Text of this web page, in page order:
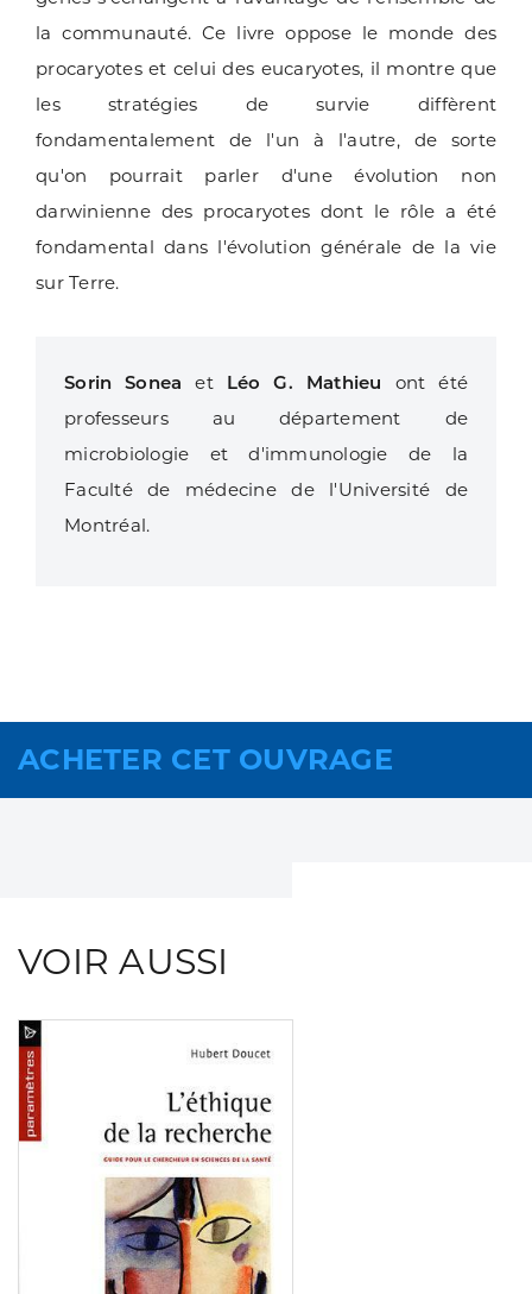
la communauté. Ce livre oppose le monde des
procaryotes et celui des eucaryotes, il montre que
les stratégies de survie diffèrent
fondamentalement de l'un à l'autre, de sorte
qu'on pourrait parler d'une évolution non
darwinienne des procaryotes dont le rôle a été
fondamental dans l'évolution générale de la vie
sur Terre.
Sorin Soneaet Léo G. Mathieu ont été
professeurs au département de
microbiologie et d'immunologie de la
Faculté de médecine de l'Université de
Montréal.
ACHETER CET OUVRAGE
VOIR AUSSI